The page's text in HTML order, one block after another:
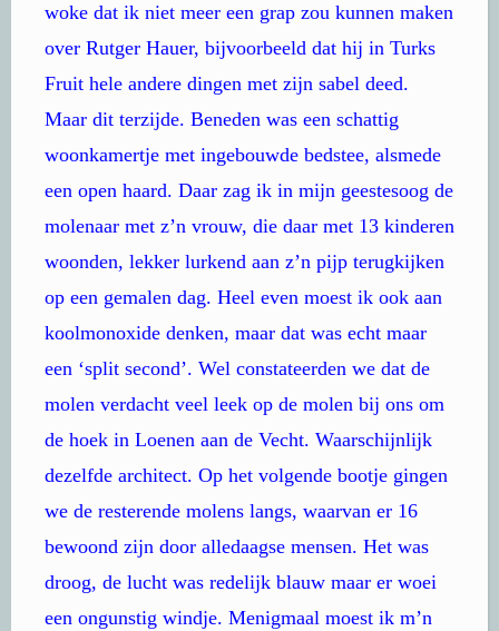
woke dat ik niet meer een grap zou kunnen maken
over Rutger Hauer, bijvoorbeeld dat hij in Turks
Fruit hele andere dingen met zijn sabel deed.
Maar dit terzijde. Beneden was een schattig
woonkamertje met ingebouwde bedstee, alsmede
een open haard. Daar zag ik in mijn geestesoog de
molenaar met z’n vrouw, die daar met 13 kinderen
woonden, lekker lurkend aan z’n pijp terugkijken
op een gemalen dag. Heel even moest ik ook aan
koolmonoxide denken, maar dat was echt maar
een ‘split second’. Wel constateerden we dat de
molen verdacht veel leek op de molen bij ons om
de hoek in Loenen aan de Vecht. Waarschijnlijk
dezelfde architect. Op het volgende bootje gingen
we de resterende molens langs, waarvan er 16
bewoond zijn door alledaagse mensen. Het was
droog, de lucht was redelijk blauw maar er woei
een ongunstig windje. Menigmaal moest ik m’n